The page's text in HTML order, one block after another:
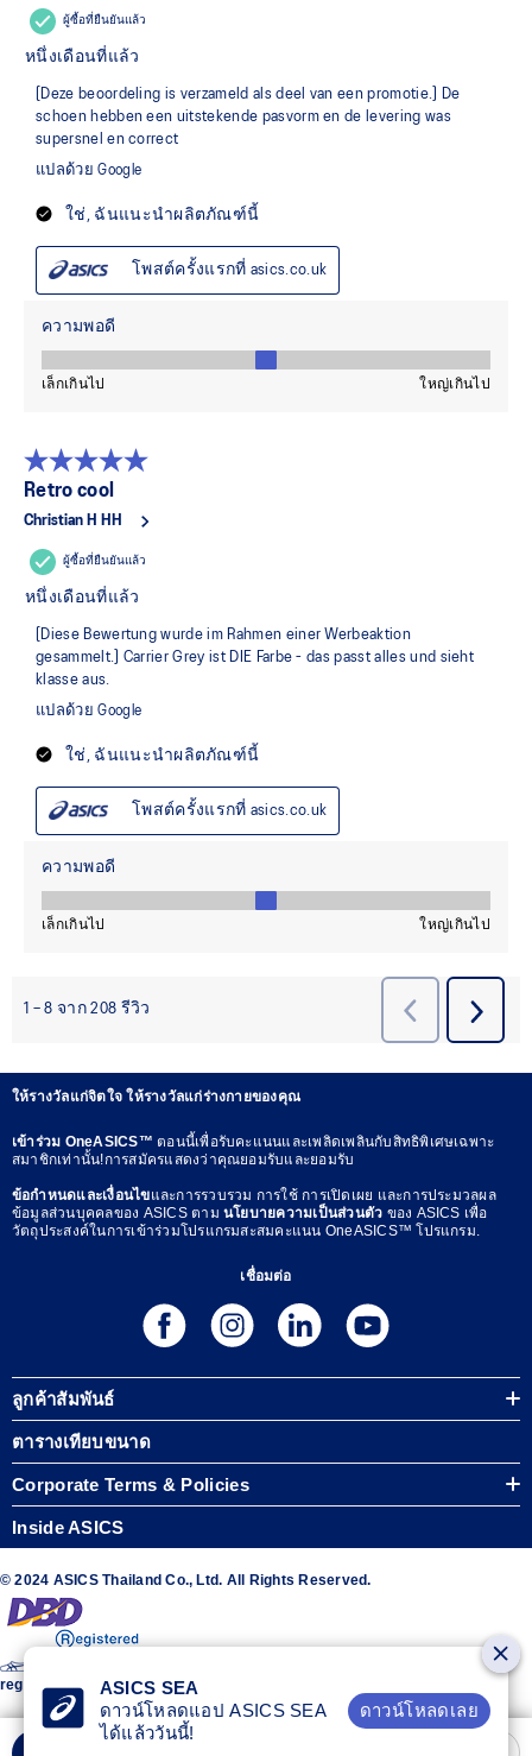
ให้รางวัลแก่จิตใจ ให้รางวัลแก่ร่างกายของคุณ
เข้าร่วม OneASICS™ตอนนี้เพื่อรับคะแนนและเพลิดเพลินกับสิทธิพิเศษเฉพาะ
สมาชิกเท่านั้น!การสมัครแสดงว่าคุณยอมรับและยอมรับ
ข้อกำหนดและเงื่อนไขและการรวบรวม การใช้ การเปิดเผย และการประมวลผล
ข้อมูลส่วนบุคคลของ ASICS ตาม นโยบายความเป็นส่วนตัว ของ ASICS เพื่อ
วัตถุประสงค์ในการเข้าร่วมโปรแกรมสะสมคะแนน OneASICS™ โปรแกรม.
เชื่อมต่อ
ลูกค้าสัมพันธ์
ตารางเทียบขนาด
Corporate Terms & Policies
Inside ASICS
© 2024 ASICS Thailand Co., Ltd. All Rights Reserved.
The stripe design featured on the sides of the ASICS® shoes is a
registered trademark of ASICS Corporation
ASICS SEA
ดาวน์โหลดแอป ASICS SEA
ได้แล้ววันนี้!
ดาวน์โหลดเลย